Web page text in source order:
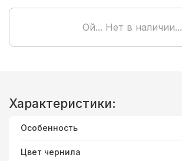
Ой... Нет в наличии...
Характеристики:
Особенность
Цвет чернила